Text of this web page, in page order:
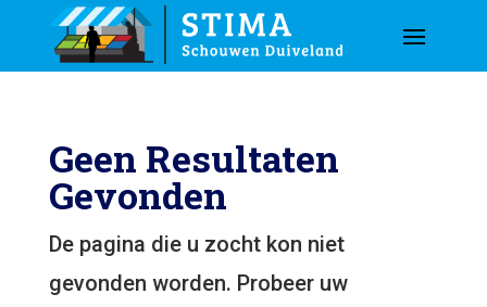
Geen Resultaten
Gevonden
De pagina die u zocht kon niet
gevonden worden. Probeer uw